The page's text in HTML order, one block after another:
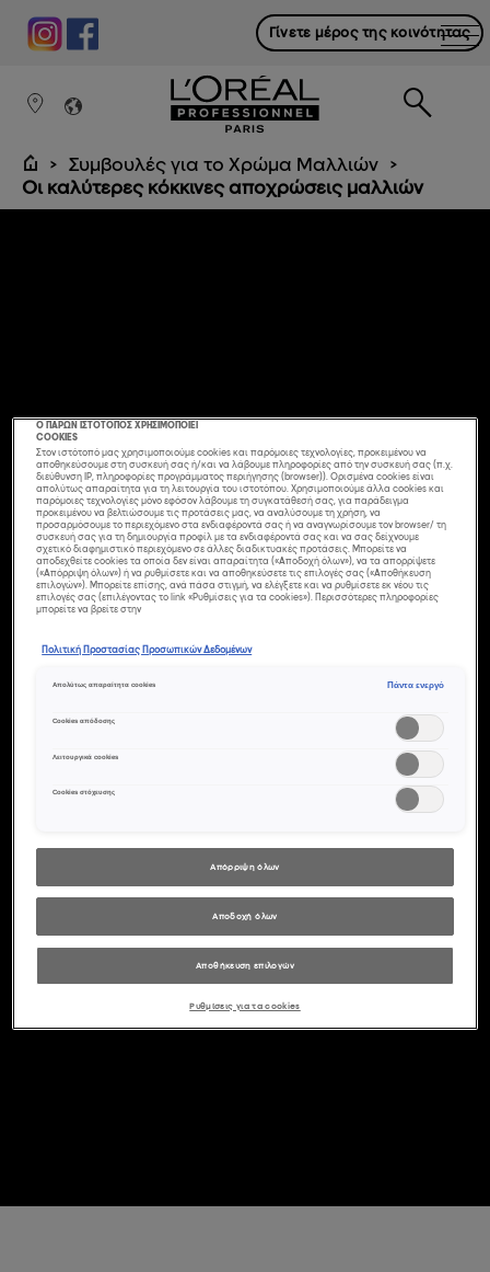
Γίνετε μέρος της κοινότητας
Συμβουλές για το Χρώμα Μαλλιών
Οι καλύτερες κόκκινες αποχρώσεις μαλλιών
ΚΌΚΚΙΝΕΣ
ΑΠΟΧΡΏΣΕΙΣ
ΜΑΛΛΙΏΝ
Ο ΠΑΡΩΝ ΙΣΤΟΤΟΠΟΣ ΧΡΗΣΙΜΟΠΟΙΕΙ
COOKIES
Στον ιστότοπό μας χρησιμοποιούμε cookies και παρόμοιες τεχνολογίες, προκειμένου να
αποθηκεύσουμε στη συσκευή σας ή/και να λάβουμε πληροφορίες από την συσκευή σας (π.χ.
διεύθυνση IP, πληροφορίες προγράμματος περιήγησης (browser)). Ορισμένα cookies είναι
απολύτως απαραίτητα για τη λειτουργία του ιστοτόπου. Χρησιμοποιούμε άλλα cookies και
παρόμοιες τεχνολογίες μόνο εφόσον λάβουμε τη συγκατάθεσή σας, για παράδειγμα
προκειμένου να βελτιώσουμε τις προτάσεις μας, να αναλύσουμε τη χρήση, να
προσαρμόσουμε το περιεχόμενο στα ενδιαφέροντά σας ή να αναγνωρίσουμε τον browser/ τη
συσκευή σας για τη δημιουργία προφίλ με τα ενδιαφέροντά σας και να σας δείχνουμε
σχετικό διαφημιστικό περιεχόμενο σε άλλες διαδικτυακές προτάσεις. Μπορείτε να
αποδεχθείτε cookies τα οποία δεν είναι απαραίτητα («Αποδοχή όλων»), να τα απορρίψετε
(«Απόρριψη όλων») ή να ρυθμίσετε και να αποθηκεύσετε τις επιλογές σας («Αποθήκευση
επιλογών»). Μπορείτε επίσης, ανά πάσα στιγμή, να ελέγξετε και να ρυθμίσετε εκ νέου τις
επιλογές σας (επιλέγοντας το link «Ρυθμίσεις για τα cookies»). Περισσότερες πληροφορίες
μπορείτε να βρείτε στην
Πολιτική Προστασίας Προσωπικών Δεδομένων
Απολύτως απαραίτητα cookies Πάντα ενεργό
Cookies απόδοσης
Λειτουργικά cookies
Cookies στόχευσης
Απόρριψη όλων
Αποδοχή όλων
Αποθήκευση επιλογών
Ρυθμίσεις για τα cookies